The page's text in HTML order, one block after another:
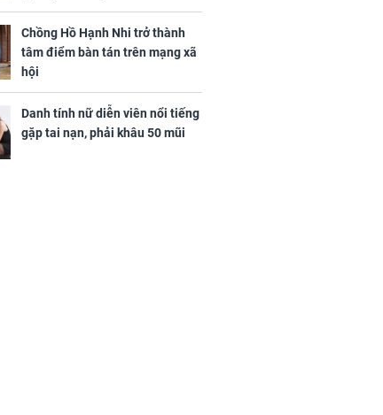
Chồng Hồ Hạnh Nhi trở thành
tâm điểm bàn tán trên mạng xã
hội
Danh tính nữ diễn viên nổi tiếng
gặp tai nạn, phải khâu 50 mũi